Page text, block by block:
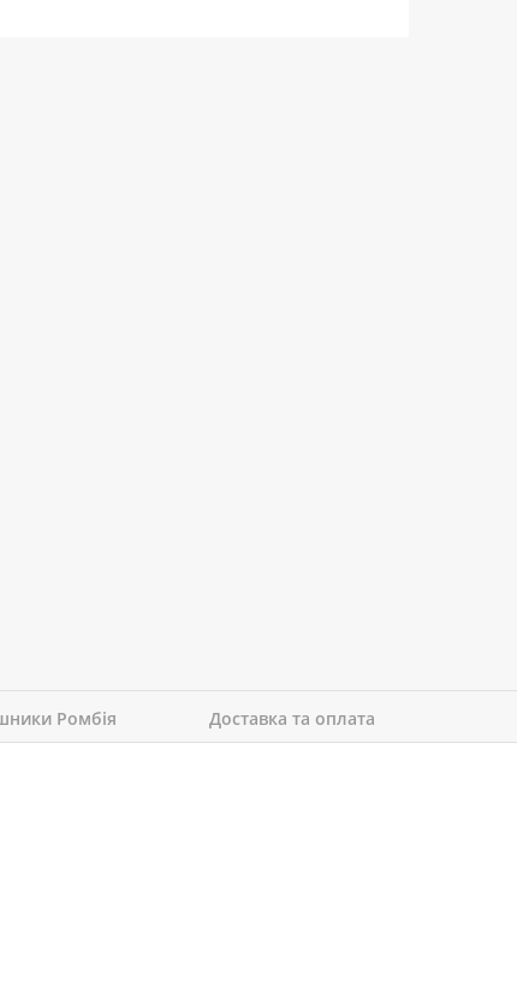
Ромбія Доставка та оплата